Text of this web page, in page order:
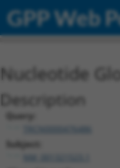
GPP Web
Nucleotide
Description
Query:
Subject: